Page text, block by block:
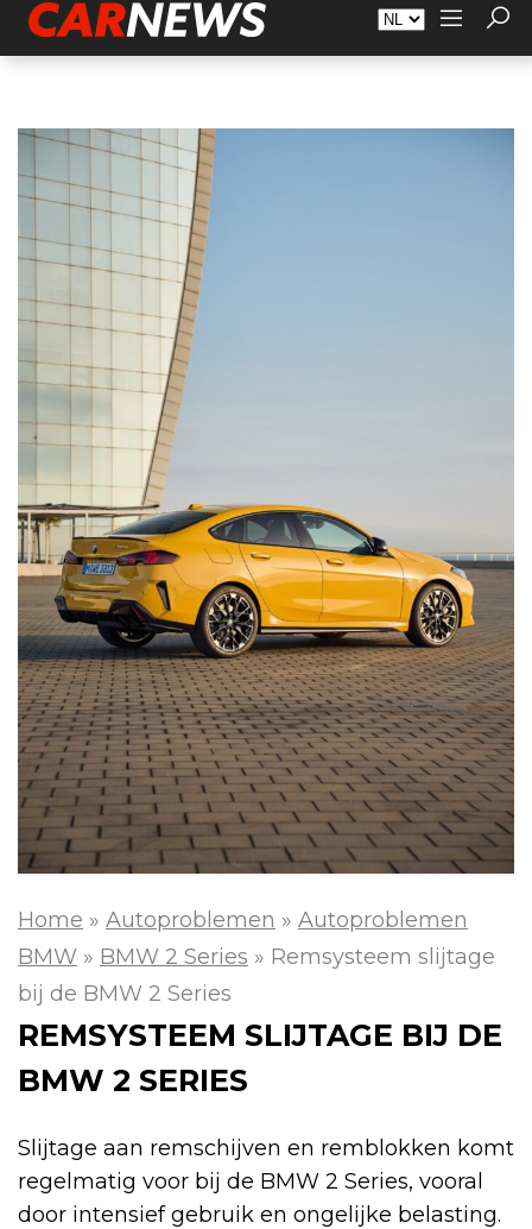
Adverteren Over Carnews.nl Contact
Home » Autoproblemen » Autoproblemen
BMW » BMW 2 Series » Remsysteem slijtage
bij de BMW 2 Series
REMSYSTEEM SLIJTAGE BIJ DE
BMW 2 SERIES
Slijtage aan remschijven en remblokken komt
regelmatig voor bij de BMW 2 Series, vooral
door intensief gebruik en ongelijke belasting.